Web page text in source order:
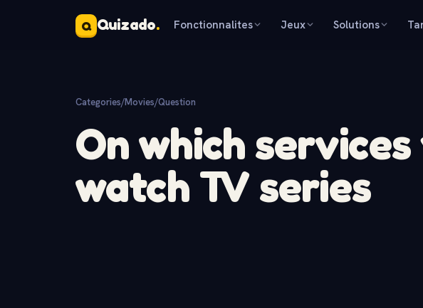
Q Quizado. Fonctionnalites Jeux Solutions
Categories/Movies/Question
On which
watch TV series